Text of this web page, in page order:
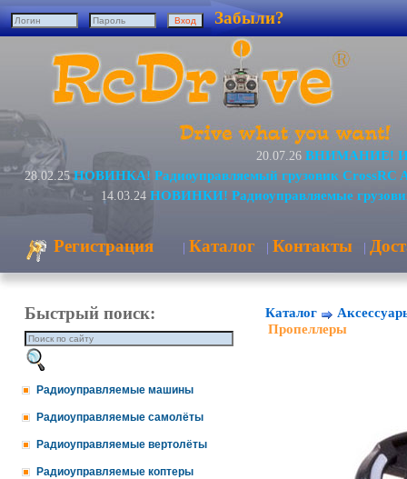
Забыли?
20.07.26 ВНИМАНИЕ!
28.02.25 НОВИНКА! Радиоуправляемый грузовик CrossRC
14.03.24 НОВИНКИ! Радиоуправляемые
Регистрация | Каталог | Контакты |
Быстрый поиск:
Радиоуправляемые машины
Радиоуправляемые самолёты
Радиоуправляемые вертолёты
Радиоуправляемые коптеры
Каталог
Пропеллеры